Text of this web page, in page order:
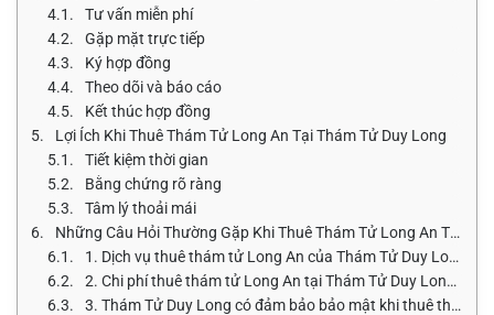
Tư vấn miễn phí
Gặp mặt trực tiếp
Ký hợp đồng
Theo dõi và báo cáo
Kết thúc hợp đồng
Lợi Ích Khi Thuê Thám Tử Long An Tại Thám Tử Duy Long
Tiết kiệm thời gian
Bằng chứng rõ ràng
Tâm lý thoải mái
Những Câu Hỏi Thường Gặp Khi Thuê Thám Tử Long An Tại Thám Tử Duy Long
1. Dịch vụ thuê thám tử Long An của Thám Tử Duy Long bao gồm những gì?
2. Chi phí thuê thám tử Long An tại Thám Tử Duy Long là bao nhiêu?
3. Thám Tử Duy Long có đảm bảo bảo mật khi thuê thám tử tư Long An không?